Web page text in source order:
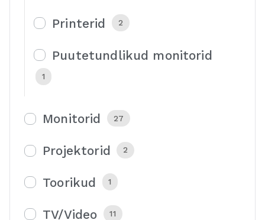
Printerid 2
Puutetundlikud monitorid
1
Monitorid 27
Projektorid 2
Toorikud 1
TV/Video 11